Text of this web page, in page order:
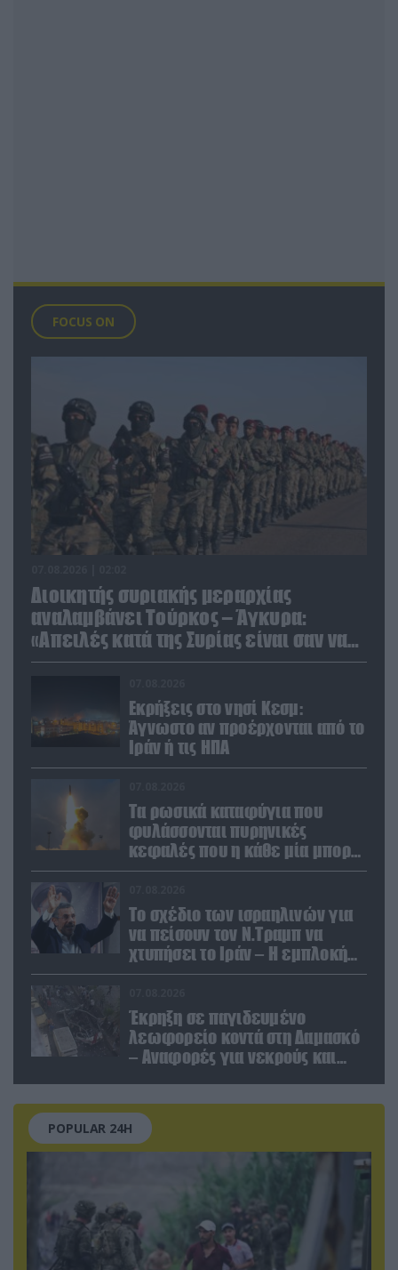
FOCUS ON
Διοικητής συριακής μεραρχίας
αναλαμβάνει Τούρκος – Άγκυρα:
«Απειλές κατά της Συρίας είναι σαν να
απειλούν εμάς»
Εκρήξεις στο νησί Κεσμ:
Άγνωστο αν προέρχονται από το
Ιράν ή τις ΗΠΑ
Τα ρωσικά καταφύγια που
φυλάσσονται πυρηνικές
κεφαλές που η κάθε μία μπορεί
να καταστρέψει «μία
Το σχέδιο των ισραηλινών για
να πείσουν τον Ν.Τραμπ να
χτυπήσει το Ιράν – Η εμπλοκή
του Μ.Αχμαντινετζάντ
Έκρηξη σε παγιδευμένο
λεωφορείο κοντά στη Δαμασκό
– Αναφορές για νεκρούς και
POPULAR 24H